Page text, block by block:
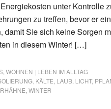
unter Kontrolle
zu treffen, bevor er
damit Sie sich keine Sorgen
in diesem Winter! […]
WOHNEN | LEBEN IM ALLTAG
KÄLTE LAUB LICHT,
WINTER